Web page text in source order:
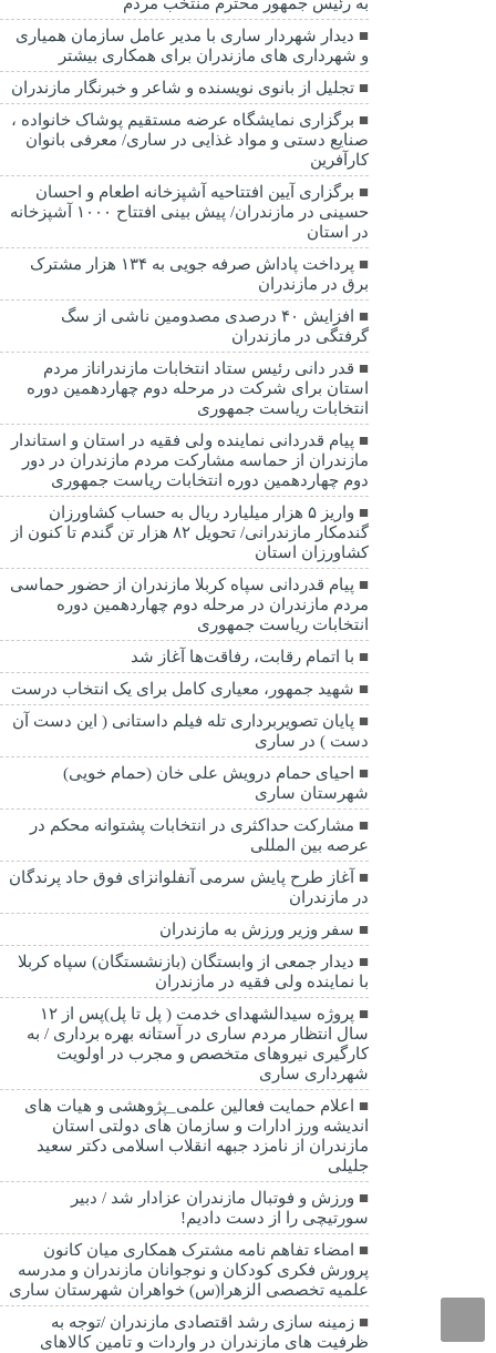
دیدار شهردار ساری با مدیر عامل سازمان همیاری
و شهرداری های مازندران برای همکاری بیشتر
تجلیل از بانوی نویسنده و شاعر و خبرنگار مازندران
برگزاری نمایشگاه عرضه مستقیم پوشاک خانواده ،
صنایع دستی و مواد غذایی در ساری/ معرفی بانوان
کارآفرین
برگزاری آیین افتتاحیه آشپزخانه اطعام و احسان
حسینی در مازندران/ پیش بینی افتتاح ۱۰۰۰ آشپزخانه
در استان
پرداخت پاداش صرفه جویی به ۱۳۴ هزار مشترک
برق در مازندران
افزایش ۴۰ درصدی مصدومین ناشی از سگ
گرفتگی در مازندران
قدر دانی رئیس ستاد انتخابات مازندراناز مردم
استان برای شرکت در مرحله دوم چهاردهمین دوره
انتخابات ریاست جمهوری
پیام قدردانی نماینده ولی فقیه در استان و استاندار
مازندران از حماسه مشارکت مردم مازندران در دور
دوم چهاردهمین دوره انتخابات ریاست جمهوری
واریز ۵ هزار میلیارد ریال به حساب کشاورزان
گندمکار مازندرانی/ تحویل ۸۲ هزار تن گندم تا کنون از
کشاورزان استان
پیام قدردانی سپاه کربلا مازندران از حضور حماسی
مردم مازندران در مرحله دوم چهاردهمین دوره
انتخابات ریاست جمهوری
با اتمام رقابت، رفاقت‌ها آغاز شد
شهید جمهور، معیاری کامل برای یک انتخاب درست
پایان تصویربرداری تله فیلم داستانی ( این دست آن
دست ) در ساری
احیای حمام درویش علی خان (حمام خویی)
شهرستان ساری
مشارکت حداکثری در انتخابات پشتوانه محکم در
عرصه بین المللی
آغاز طرح پایش سرمی آنفلوانزای فوق حاد پرندگان
در مازندران
سفر وزیر ورزش به مازندران
دیدار جمعی از وابستگان (بازنشستگان) سپاه کربلا
با نماینده ولی فقیه در مازندران
پروژه سیدالشهدای خدمت ( پل تا پل)پس از ۱۲
سال انتظار مردم ساری در آستانه بهره برداری / به
کارگیری نیروهای متخصص و مجرب در اولویت
شهرداری ساری
اعلام حمایت فعالین علمی_پژوهشی و هیات های
اندیشه ورز ادارات و سازمان های دولتی استان
مازندران از نامزد جبهه انقلاب اسلامی دکتر سعید
جلیلی
ورزش و فوتبال مازندران عزادار شد / دبیر
سورتیچی را از دست دادیم!
امضاء تفاهم نامه مشترک همکاری میان کانون
پرورش فکری کودکان و نوجوانان مازندران و مدرسه
علمیه تخصصی الزهرا(س) خواهران شهرستان ساری
زمینه سازی رشد اقتصادی مازندران /توجه به
ظرفیت های مازندران در واردات و تامین کالاهای